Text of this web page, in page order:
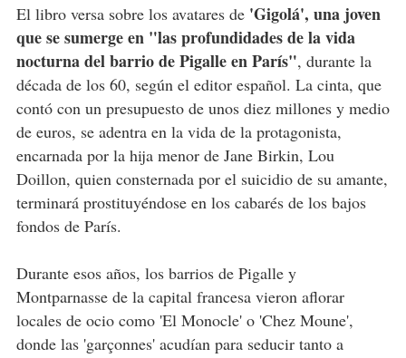
El libro versa sobre los avatares de 'Gigolá', una joven
que se sumerge en "las profundidades de la vida
nocturna del barrio de Pigalle en París", durante la
década de los 60, según el editor español. La cinta, que
contó con un presupuesto de unos diez millones y medio
de euros, se adentra en la vida de la protagonista,
encarnada por la hija menor de Jane Birkin, Lou
Doillon, quien consternada por el suicidio de su amante,
terminará prostituyéndose en los cabarés de los bajos
fondos de París.
Durante esos años, los barrios de Pigalle y
Montparnasse de la capital francesa vieron aflorar
locales de ocio como 'El Monocle' o 'Chez Moune',
donde las 'garçonnes' acudían para seducir tanto a